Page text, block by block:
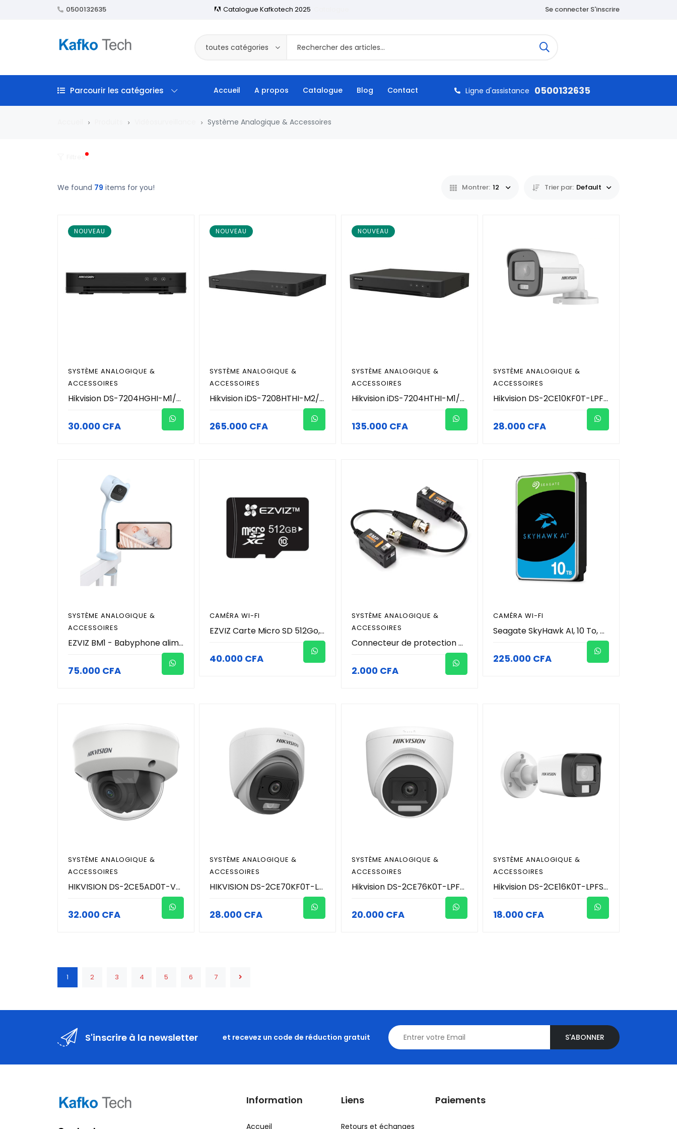
0500132635 Catalogue Kafkotech 2025 Se connecter S'inscrire
toutes catégories
Parcourir les catégories Accueil A propos Catalogue Blog Contact Ligne d'assistance 0500132635
Système Analogique & Accessoires
We found 79 items for you! Montrer: 12 Trier par: Default
NOUVEAU
SYSTÈME ANALOGIQUE &
ACCESSOIRES
Hikvision DS-7204HGHI-M1/T - DVR AcuSense 4 Canaux 1080p Lite - H.265 Pro+ - Audio Coaxial - Détection Humain/Véhicule - 1 SATA (Jusqu'à 4To) - HDMI/VGA Full HD - Enregistreur Hybride Pro
30.000 CFA
NOUVEAU
SYSTÈME ANALOGIQUE &
ACCESSOIRES
Hikvision iDS-7208HTHI-M2/XT - DVR AcuSense 8 Canaux 4K (8MP) - HDMI 8K / 4K - H.265 Pro+ - Audio Coaxial - Détection Humain/Véhicule - 2 SATA (Jusqu'à 20To) - Gigabit - Enregistreur Hybride Pro
265.000 CFA
NOUVEAU
SYSTÈME ANALOGIQUE &
ACCESSOIRES
Hikvision iDS-7204HTHI-M1/XT - DVR AcuSense 4 Canaux 4K (8MP) - HDMI 8K / 4K - H.265 Pro+ - Audio Coaxial - Détection Humain/Véhicule - 1 SATA (Jusqu'à 10To) - Gigabit - Enregistreur Hybride Pro
135.000 CFA
SYSTÈME ANALOGIQUE &
ACCESSOIRES
Hikvision DS-2CE10KF0T-LPFS(3.6mm)(O-STD) Mini caméra Bullet fixe audio ColorVu 3K
28.000 CFA
SYSTÈME ANALOGIQUE &
ACCESSOIRES
EZVIZ BM1 - Babyphone alimenté par batterie avec technologie d’intelligence artificielle, Lecture automatique d’une musique apaisante/ Détection des pleurs / Alertes hors du berceau / Entendez et parlez à votre enfant
75.000 CFA
CAMÉRA WI-FI
EZVIZ Carte Micro SD 512Go, Carte Mémoire microSDHC, Vitesse de Lecture Allant jusqu'à 90MB/S, Classe 10, U3, UHS-I
40.000 CFA
SYSTÈME ANALOGIQUE &
ACCESSOIRES
Connecteur de protection contre les pluies Balun vidéo, BNC à paire torsadée, prise en charge de la caméra 8MP (supporte 2MP 4MP 5MP 8MP) - haut qualité
2.000 CFA
CAMÉRA WI-FI
Seagate SkyHawk AI, 10 To, Disque Dur Interne de Surveillance, 3,5" SATA 6 Go/s 256 Mo de Cache, système de caméra de sécurité DVR/NVR, services Rescue valables.
225.000 CFA
SYSTÈME ANALOGIQUE &
ACCESSOIRES
HIKVISION DS-2CE5AD0T-VPIT3F 2.7-13.5mm - camera analogique - Caméra de surveillance dôme manuelle à focale variable anti-vandalisme 2 MP
32.000 CFA
SYSTÈME ANALOGIQUE &
ACCESSOIRES
HIKVISION DS-2CE70KF0T-LPFS - Camera Analogique - Caméra de surveillance tourelle fixe d'intérieur hybride intelligente 3K ColorVu
28.000 CFA
SYSTÈME ANALOGIQUE &
ACCESSOIRES
Hikvision DS-2CE76K0T-LPFS(2.8mm) 3K - Camera Analogique - caméra de surveillance dôme intérieure à audio et éclairage hybride intelligent, fixe
20.000 CFA
SYSTÈME ANALOGIQUE &
ACCESSOIRES
Hikvision DS-2CE16K0T-LPFS(2.8mm) 3K - Camera Analogique - Caméra de surveillance Mini Bullet avec Audio et Éclairage Hybride Intelligent Fixe
18.000 CFA
1 2 3 4 5 6 7
S'inscrire à la newsletter et recevez un code de réduction gratuit S'ABONNER
Information
Accueil
Liens
Retours et échanges
Paiements